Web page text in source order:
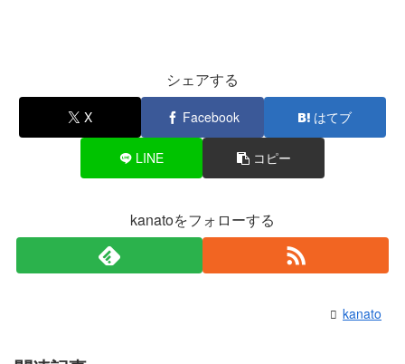
シェアする
X Facebook はてブ
LINE コピー
kanatoをフォローする
kanato